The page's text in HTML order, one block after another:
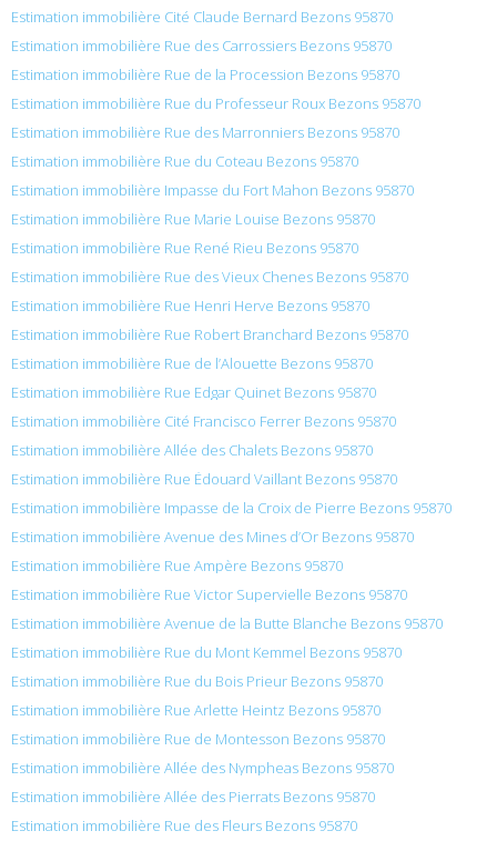
Estimation immobilière Cité Claude Bernard Bezons 95870
Estimation immobilière Rue des Carrossiers Bezons 95870
Estimation immobilière Rue de la Procession Bezons 95870
Estimation immobilière Rue du Professeur Roux Bezons 95870
Estimation immobilière Rue des Marronniers Bezons 95870
Estimation immobilière Rue du Coteau Bezons 95870
Estimation immobilière Impasse du Fort Mahon Bezons 95870
Estimation immobilière Rue Marie Louise Bezons 95870
Estimation immobilière Rue René Rieu Bezons 95870
Estimation immobilière Rue des Vieux Chenes Bezons 95870
Estimation immobilière Rue Henri Herve Bezons 95870
Estimation immobilière Rue Robert Branchard Bezons 95870
Estimation immobilière Rue de l’Alouette Bezons 95870
Estimation immobilière Rue Edgar Quinet Bezons 95870
Estimation immobilière Cité Francisco Ferrer Bezons 95870
Estimation immobilière Allée des Chalets Bezons 95870
Estimation immobilière Rue Édouard Vaillant Bezons 95870
Estimation immobilière Impasse de la Croix de Pierre Bezons 95870
Estimation immobilière Avenue des Mines d’Or Bezons 95870
Estimation immobilière Rue Ampère Bezons 95870
Estimation immobilière Rue Victor Supervielle Bezons 95870
Estimation immobilière Avenue de la Butte Blanche Bezons 95870
Estimation immobilière Rue du Mont Kemmel Bezons 95870
Estimation immobilière Rue du Bois Prieur Bezons 95870
Estimation immobilière Rue Arlette Heintz Bezons 95870
Estimation immobilière Rue de Montesson Bezons 95870
Estimation immobilière Allée des Nympheas Bezons 95870
Estimation immobilière Allée des Pierrats Bezons 95870
Estimation immobilière Rue des Fleurs Bezons 95870